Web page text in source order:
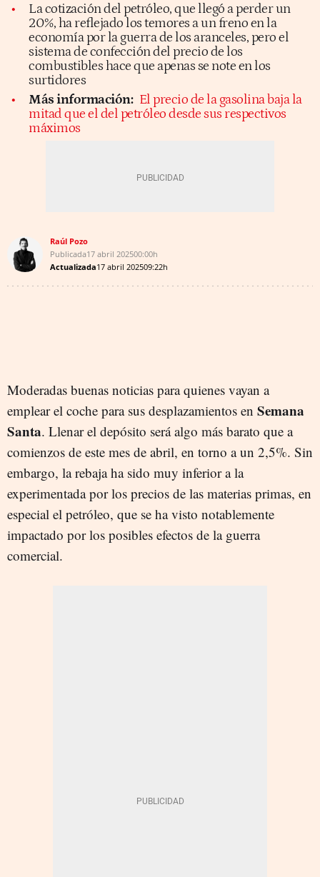
La cotización del petróleo, que llegó a perder un
20%, ha reflejado los temores a un freno en la
economía por la guerra de los aranceles, pero el
sistema de confección del precio de los
combustibles hace que apenas se note en los
surtidores
Más información: El precio de la gasolina baja la
mitad que el del petróleo desde sus respectivos
máximos
Raúl Pozo
Publicada17 abril 202500:00h
Actualizada17 abril 202509:22h
Moderadas buenas noticias para quienes vayan a
emplear el coche para sus desplazamientos en Semana
Santa. Llenar el depósito será algo más barato que a
comienzos de este mes de abril, en torno a un 2,5%. Sin
embargo, la rebaja ha sido muy inferior a la
experimentada por los precios de las materias primas, en
especial el petróleo, que se ha visto notablemente
impactado por los posibles efectos de la guerra
comercial.